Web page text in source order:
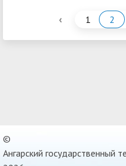
‹ 1 2
©
Ангарский государственный